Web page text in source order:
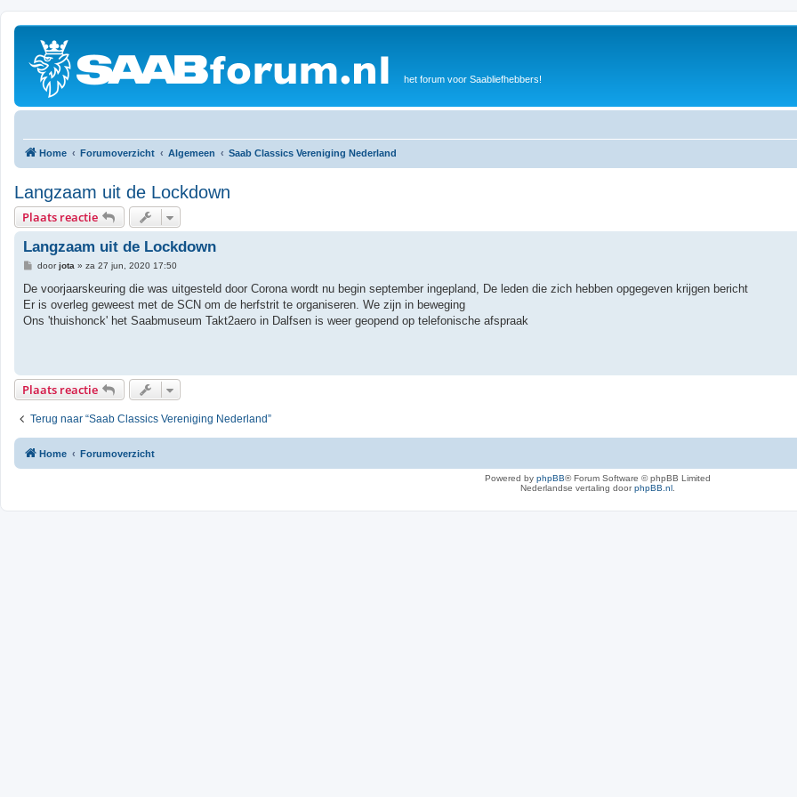
het forum voor Saabliefhebbers!
Home Forumoverzicht Algemeen Saab Classics Vereniging Nederland
Langzaam uit de Lockdown
Plaats reactie
Langzaam uit de Lockdown
B
r
c
h
doorjota » za 27 jun, 2020 17:50
De voorjaarskeuring die was uitgesteld door Corona wordt nu begin september ingepland, De leden die zich hebben opgegeven krijgen bericht
Er is overleg geweest met de SCN om de herfstrit te organiseren. We zijn in beweging
Ons 'thuishonck' het Saabmuseum Takt2aero in Dalfsen is weer geopend op telefonische afspraak
Plaats reactie
Terug naar “Saab Classics Vereniging Nederland”
Home Forumoverzicht
Powered by phpBB® Forum Software © phpBB Limited
Nederlandse vertaling doorphpBB.nl